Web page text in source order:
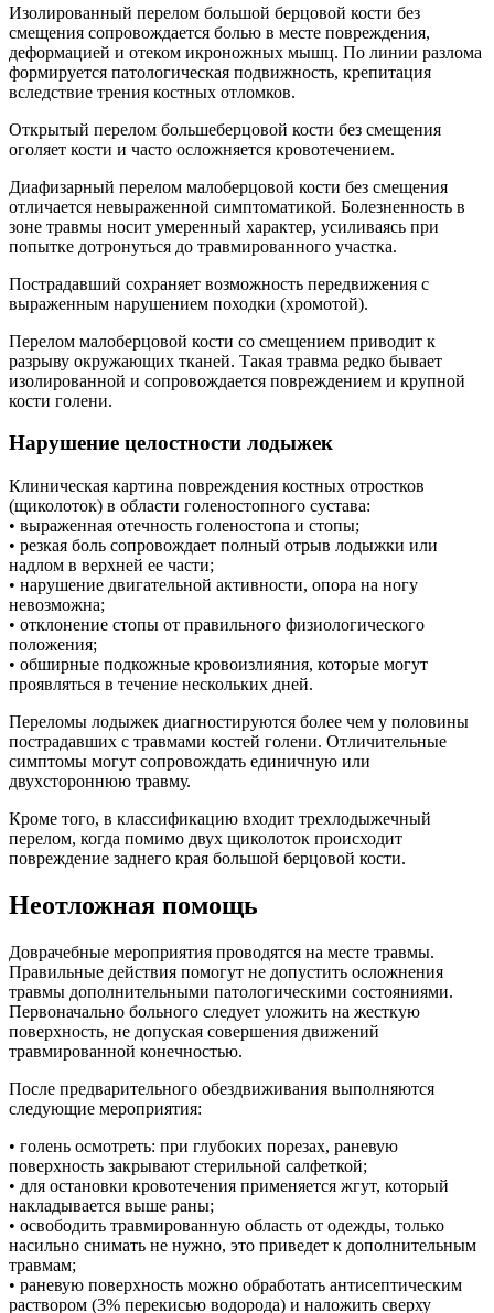
Изолированный перелом большой берцовой кости без
смещения сопровождается болью в месте повреждения,
деформацией и отеком икроножных мышц. По линии разлома
формируется патологическая подвижность, крепитация
вследствие трения костных отломков.
Открытый перелом большеберцовой кости без смещения
оголяет кости и часто осложняется кровотечением.
Диафизарный перелом малоберцовой кости без смещения
отличается невыраженной симптоматикой. Болезненность в
зоне травмы носит умеренный характер, усиливаясь при
попытке дотронуться до травмированного участка.
Пострадавший сохраняет возможность передвижения с
выраженным нарушением походки (хромотой).
Перелом малоберцовой кости со смещением приводит к
разрыву окружающих тканей. Такая травма редко бывает
изолированной и сопровождается повреждением и крупной
кости голени.
Нарушение целостности лодыжек
Клиническая картина повреждения костных отростков
(щиколоток) в области голеностопного сустава:
• выраженная отечность голеностопа и стопы;
• резкая боль сопровождает полный отрыв лодыжки или
надлом в верхней ее части;
• нарушение двигательной активности, опора на ногу
невозможна;
• отклонение стопы от правильного физиологического
положения;
• обширные подкожные кровоизлияния, которые могут
проявляться в течение нескольких дней.
Переломы лодыжек диагностируются более чем у половины
пострадавших с травмами костей голени. Отличительные
симптомы могут сопровождать единичную или
двухстороннюю травму.
Кроме того, в классификацию входит трехлодыжечный
перелом, когда помимо двух щиколоток происходит
повреждение заднего края большой берцовой кости.
Неотложная помощь
Доврачебные мероприятия проводятся на месте травмы.
Правильные действия помогут не допустить осложнения
травмы дополнительными патологическими состояниями.
Первоначально больного следует уложить на жесткую
поверхность, не допуская совершения движений
травмированной конечностью.
После предварительного обездвиживания выполняются
следующие мероприятия:
• голень осмотреть: при глубоких порезах, раневую
поверхность закрывают стерильной салфеткой;
• для остановки кровотечения применяется жгут, который
накладывается выше раны;
• освободить травмированную область от одежды, только
насильно снимать не нужно, это приведет к дополнительным
травмам;
• раневую поверхность можно обработать антисептическим
раствором (3% перекисью водорода) и наложить сверху